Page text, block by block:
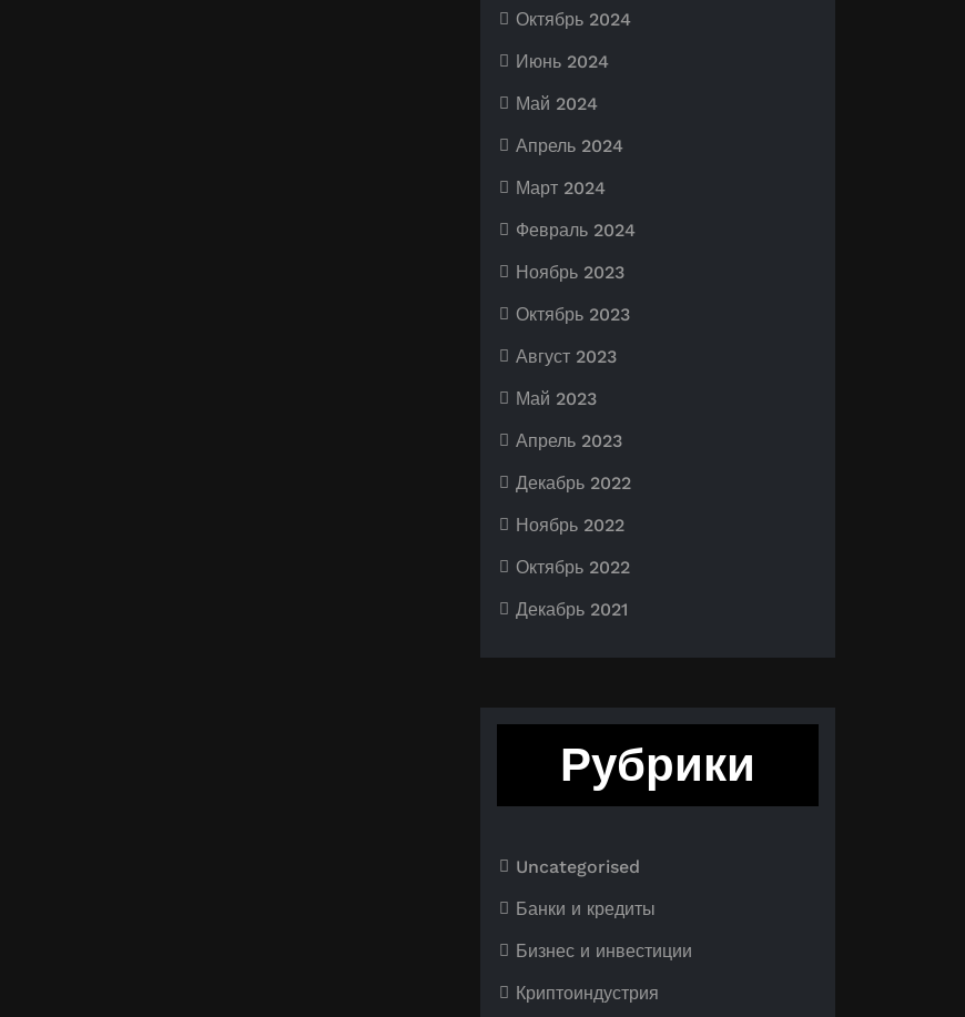
Октябрь 2024
Июнь 2024
Май 2024
Апрель 2024
Март 2024
Февраль 2024
Ноябрь 2023
Октябрь 2023
Август 2023
Май 2023
Апрель 2023
Декабрь 2022
Ноябрь 2022
Октябрь 2022
Декабрь 2021
Рубрики
Uncategorised
Банки и кредиты
Бизнес и инвестиции
Криптоиндустрия